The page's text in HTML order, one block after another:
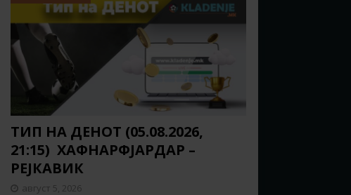
ТИП НА ДЕНОТ (05.08.2026,
21:15) ХАФНАРФЈАРДАР –
РЕЈКАВИК
август 5, 2026